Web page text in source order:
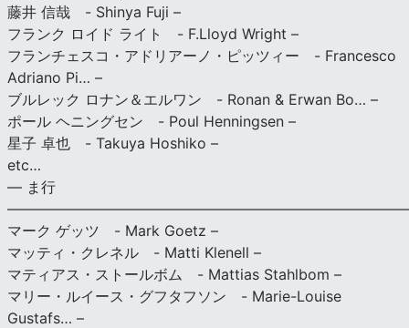
藤井 信哉 - Shinya Fuji –
フランク ロイド ライト - F.Lloyd Wright –
フランチェスコ・アドリアーノ・ピッツィー - Francesco
Adriano Pi… –
ブルレック ロナン＆エルワン - Ronan & Erwan Bo… –
ポール ヘニングセン - Poul Henningsen –
星子 卓也 - Takuya Hoshiko –
etc…
— ま行
マーク ゲッツ - Mark Goetz –
マッティ・クレネル - Matti Klenell –
マティアス・ストールボム - Mattias Stahlbom –
マリー・ルイース・グフタフソン - Marie-Louise
Gustafs… –